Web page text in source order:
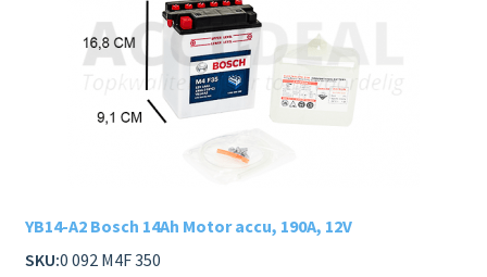
YB14-A2 Bosch 14Ah Motor accu, 190A, 12V
SKU:0 092 M4F 350